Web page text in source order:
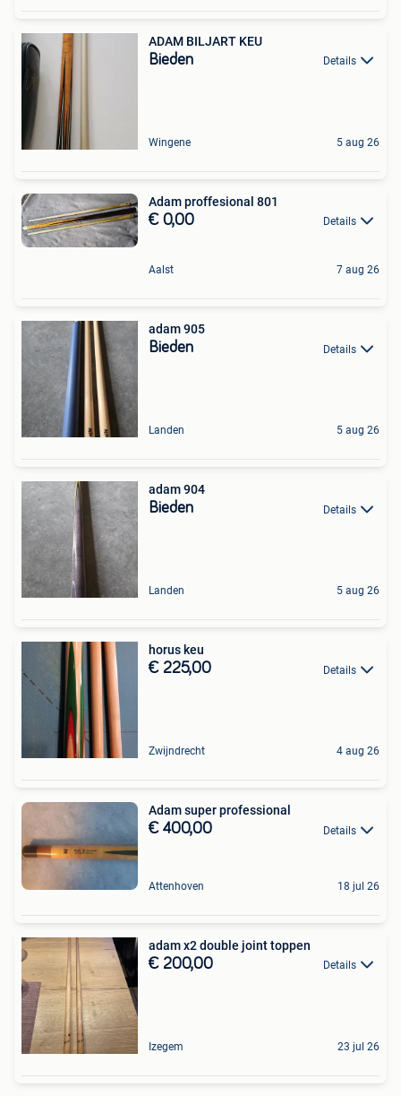
ADAM BILJART KEU
Bieden Details
Wingene 5 aug 26
Adam proffesional 801
€ 0,00 Details
Aalst 7 aug 26
adam 905
Bieden Details
Landen 5 aug 26
adam 904
Bieden Details
Landen 5 aug 26
horus keu
€ 225,00 Details
Zwijndrecht 4 aug 26
Adam super professional
€ 400,00 Details
Attenhoven 18 jul 26
adam x2 double joint toppen
€ 200,00 Details
Izegem 23 jul 26